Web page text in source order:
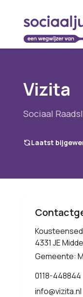
Vizita
Sociaal
Laatst
4331 JE
Gemeente:
0118-448844
info@vizita.nl